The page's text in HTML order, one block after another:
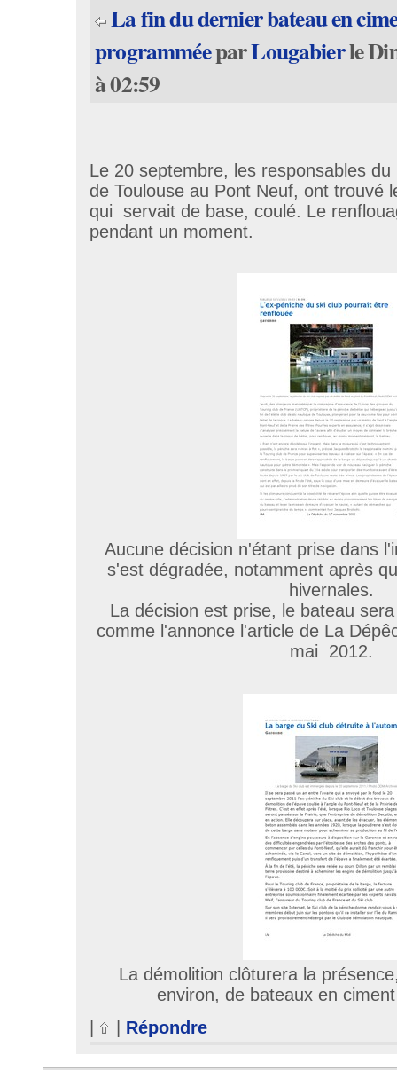
La fin du dernier bateau en
programméeparLougabierle
à 02:59
Le 20 septembre, les responsables
de Toulouse au Pont Neuf, ont trouvé
qui servait de base, coulé. Le
pendant un moment.
Aucune décision n'étant prise dans
s'est dégradée, notamment après
hivernales.
La décision est prise, le bateau
comme l'annonce l'article de La
mai 2012.
La démolition clôturera la
environ, de bateaux en
|
Répondre